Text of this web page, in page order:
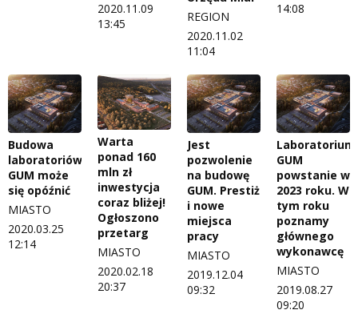
2020.11.09
13:45
REGION
2020.11.02
11:04
14:08
Budowa
laboratoriów
GUM może
się opóźnić
MIASTO
2020.03.25
12:14
Warta
ponad 160
mln zł
inwestycja
coraz bliżej!
Ogłoszono
przetarg
MIASTO
2020.02.18
20:37
Jest
pozwolenie
na budowę
GUM. Prestiż
i nowe
miejsca
pracy
MIASTO
2019.12.04
09:32
Laboratorium
GUM
powstanie w
2023 roku. W
tym roku
poznamy
głównego
wykonawcę
MIASTO
2019.08.27
09:20